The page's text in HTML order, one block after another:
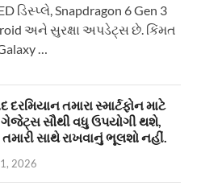
ડિસ્પ્લે, Snapdragon 6 Gen 3
અને સુરક્ષા અપડેટ્સ છે. કિંમત
…
દરમિયાન તમારા સ્માર્ટફોન માટે
સૌથી વધુ ઉપયોગી થશે,
સાથે રાખવાનું ભૂલશો નહીં.
2026